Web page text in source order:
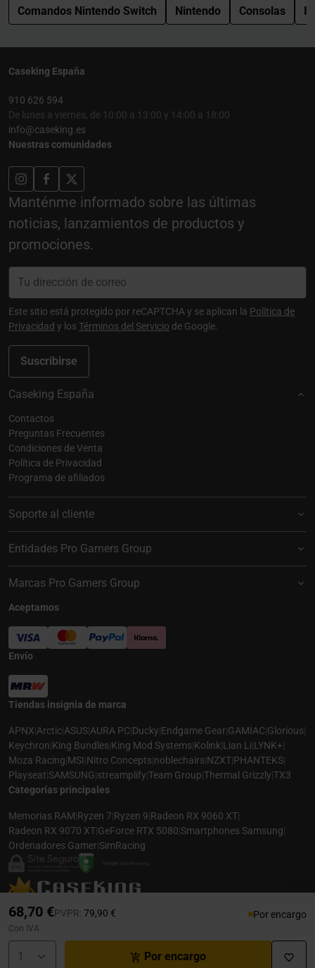
PVPR: Precio rebajado desde
79,90 €
68,70 € Por encargo
Con IVA
Por encargo
Comandos Nintendo Switch Nintendo Consolas
Caseking España
910 626 594
De lunes a viernes, de 10:00 a 13:00 y 14:00 a 18:00
info@caseking.es
Nuestras comunidades
Manténme informado sobre las últimas
noticias, lanzamientos de productos y
promociones.
Suscribirse
Este sitio está protegido por reCAPTCHA y se aplican la Política de
Privacidad y losTérminos del Servicio de Google.
Caseking España
Contactos
Preguntas Frecuentes
Condiciones de Venta
Política de Privacidad
Programa de afiliados
Soporte al cliente
Entidades Pro Gamers Group
Marcas Pro Gamers Group
Aceptamos
Envío
Tiendas insignia de marca
APNX|Arctic|ASUS|AURA PC|Ducky|Endgame Gear|GAMIAC|Glorious|
Keychron|King Bundles|King Mod Systems|Kolink|Lian Li|LYNK+|
Moza Racing|MSI|Nitro Concepts|noblechairs|NZXT|PHANTEKS|
Playseat|SAMSUNG|streamplify|Team Group|Thermal Grizzly|TX3
Categorías principales
Memorias RAM|Ryzen 7|Ryzen 9|Radeon RX 9060 XT|
Radeon RX 9070 XT|GeForce RTX 5080|Smartphones Samsung|
Ordenadores Gamer|SimRacing
© 2026 CASEKING ESPAÑA. TODOS LOS DERECHOS RESERVADOS. LAS
FOTOS PUEDEN NO COINCIDIR CON LA DESCRIPCIÓN. PRECIOS Y
ESPECIFICACIONES SUJETOS A CAMBIOS SIN AVISO PREVIO. CASEKING
ESPAÑA RENUNCIA A CUALQUIER RESPONSABILIDAD POR CUALQUIER ERROR
PUBLICADO EN EL SITIO.